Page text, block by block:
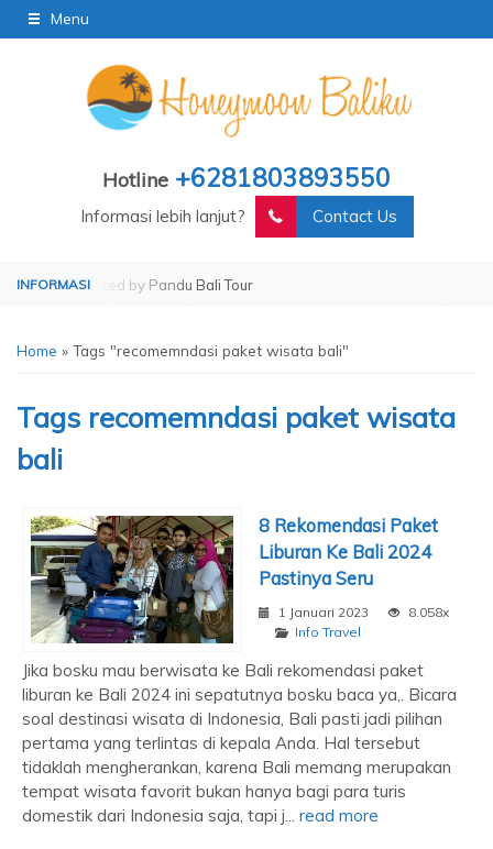
Menu
Hotline +6281803893550
Informasi lebih lanjut? Contact Us
Operated by Pandu Bali Tour
Home » Tags "recomemndasi paket wisata bali"
Tags recomemndasi paket wisata
bali
8 Rekomendasi Paket
Liburan Ke Bali 2024
Pastinya Seru
1 Januari 2023
8.058x
Info Travel
Jika bosku mau berwisata ke Bali rekomendasi paket
liburan ke Bali 2024 ini sepatutnya bosku baca ya,. Bicara
soal destinasi wisata di Indonesia, Bali pasti jadi pilihan
pertama yang terlintas di kepala Anda. Hal tersebut
tidaklah mengherankan, karena Bali memang merupakan
tempat wisata favorit bukan hanya bagi para turis
domestik dari Indonesia saja, tapi j... read more